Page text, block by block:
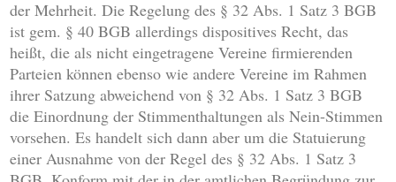
der Mehrheit. Die Regelung des § 32 Abs. 1 Satz 3 BGB
ist gem. § 40 BGB allerdings dispositives Recht, das
heißt, die als nicht eingetragene Vereine firmierenden
Parteien können ebenso wie andere Vereine im Rahmen
ihrer Satzung abweichend von § 32 Abs. 1 Satz 3 BGB
die Einordnung der Stimmenthaltungen als Nein-Stimmen
vorsehen. Es handelt sich dann aber um die Statuierung
einer Ausnahme von der Regel des § 32 Abs. 1 Satz 3